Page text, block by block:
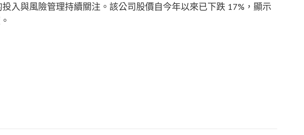
入與風險管理持續關注。該公司股價自今年以來已下跌 17%，顯示